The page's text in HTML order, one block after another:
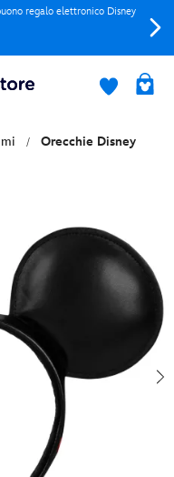
regalo elettronico Disney
Orecchie Disney